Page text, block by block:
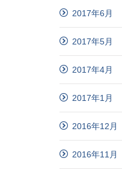
2017年6月
2017年5月
2017年4月
2017年1月
2016年12月
2016年11月